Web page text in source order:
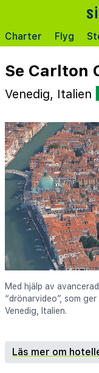
Charter Flyg
Se Carlton
Venedig, Italien
Med hjälp av
“drönarvideo”, som
Venedig, Italien.
Läs mer om